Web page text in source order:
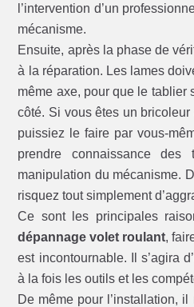
l’intervention d’un
mécanisme.
Ensuite, après la phase de
à la réparation. Les lames
même axe, pour que le tablier
côté. Si vous êtes un
puissiez le faire par vous-
prendre connaissance
manipulation du mécanisme.
risquez tout simplement
Ce sont les principales
dépannage volet roulant,
est incontournable. Il s’agira
à la fois les outils et les
De même pour l’installation,